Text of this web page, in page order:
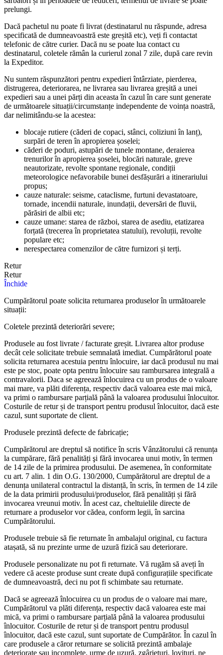
prelungi.
Dacă pachetul nu poate fi livrat (destinatarul nu răspunde, adresa
specificată de dumneavoastră este greșită etc), veți fi contactat
telefonic de către curier. Dacă nu se poate lua contact cu
destinatarul, coletele rămân la curierul zonal 7 zile, după care revin
la Expeditor.
Nu suntem răspunzători pentru expedieri întârziate, pierderea,
distrugerea, deteriorarea, ne livrarea sau livrarea greșită a unei
expedieri sau a unei părți din aceasta în cazul în care sunt generate
de următoarele situații/circumstanțe independente de voința noastră,
dar nelimitându-se la acestea:
blocaje rutiere (căderi de copaci, stânci, coliziuni în lanț),
surpări de teren în apropierea șoselei;
căderi de poduri, astupări de tunele montane, deraierea
trenurilor în apropierea șoselei, blocări naturale, greve
neautorizate, revolte spontane regionale, condiții
meteorologice nefavorabile bunei desfășurări a itinerariului
propus;
cauze naturale: seisme, cataclisme, furtuni devastatoare,
tornade, incendii naturale, inundații, deversări de fluvii,
părăsiri de albii etc;
cauze umane: starea de război, starea de asediu, etatizarea
forțată (trecerea în proprietatea statului), revoluții, revolte
populare etc;
nerespectarea comenzilor de către furnizori și terți.
Retur
Retur
Închide
Cumpărătorul poate solicita returnarea produselor în următoarele
situații:
Coletele prezintă deteriorări severe;
Produsele au fost livrate / facturate greșit. Livrarea altor produse
decât cele solicitate trebuie semnalată imediat. Cumpărătorul poate
solicita returnarea acestuia pentru înlocuire, iar dacă produsul nu mai
este pe stoc, poate opta pentru înlocuire sau rambursarea integrală a
contravalorii. Daca se agreează înlocuirea cu un produs de o valoare
mai mare, va plăti diferența, respectiv dacă valoarea este mai mică,
va primi o rambursare parțială până la valoarea produsului înlocuitor.
Costurile de retur și de transport pentru produsul înlocuitor, dacă este
cazul, sunt suportate de client.
Produsele prezintă defecte de fabricație;
Cumpărătorul are dreptul să notifice în scris Vânzătorului că renunța
la cumpărare, fără penalități şi fără invocarea unui motiv, în termen
de 14 zile de la primirea produsului. De asemenea, în conformitate
cu art. 7 alin. 1 din O.G. 130/2000, Cumpărătorul are dreptul de a
denunța unilateral contractul la distanță, în scris, în termen de 14 zile
de la data primirii produsului/produselor, fără penalități și fără
invocarea vreunui motiv. În acest caz, cheltuielile directe de
returnare a produselor vor cădea, conform legii, în sarcina
Cumpărătorului.
Produsele trebuie să fie returnate în ambalajul original, cu factura
atașată, să nu prezinte urme de uzură fizică sau deteriorare.
Produsele personalizate nu pot fi returnate. Vă rugăm să aveți în
vedere că aceste produse sunt create după configurațiile specificate
de dumneavoastră, deci nu pot fi schimbate sau returnate.
Dacă se agreează înlocuirea cu un produs de o valoare mai mare,
Cumpărătorul va plăti diferența, respectiv dacă valoarea este mai
mică, va primi o rambursare parțială până la valoarea produsului
înlocuitor. Costurile de retur și de transport pentru produsul
înlocuitor, dacă este cazul, sunt suportate de Cumpărător. În cazul în
care produsele a căror returnare se solicită prezintă ambalaje
deteriorate sau incomplete, urme de uzură, zgârieturi, lovituri, ne